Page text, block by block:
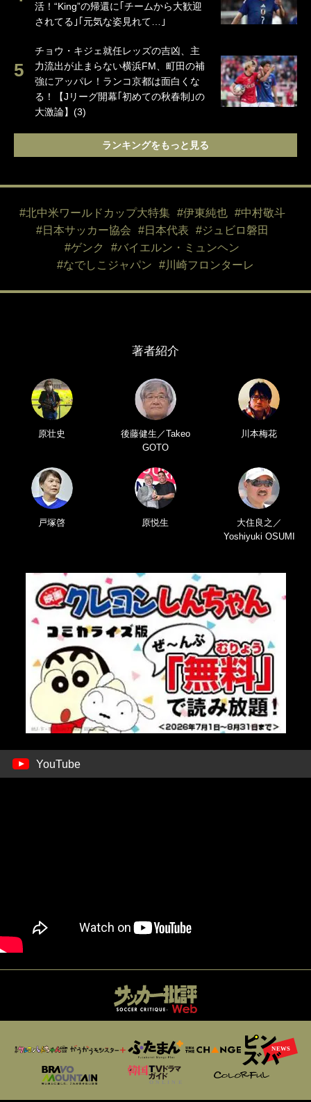
活！“King”の帰還に｢チームから大歓迎
されてる｣｢元気な姿見れて…｣
チョウ・キジェ就任レッズの吉凶、主
力流出が止まらない横浜FM、町田の補
強にアッパレ！ランコ京都は面白くな
る！【Jリーグ開幕｢初めての秋春制｣の
大激論】(3)
ランキングをもっと見る
#北中米ワールドカップ大特集 #伊東純也
#中村敬斗
#日本サッカー協会
#日本代表
#ジュビロ磐田
#ゲンク
#バイエルン・ミュンヘン
#なでしこジャパン
#川崎フロンターレ
著者紹介
原壮史
後藤健生／Takeo
GOTO
川本梅花
戸塚啓 原悦生
大住良之／
Yoshiyuki OSUMI
YouTube